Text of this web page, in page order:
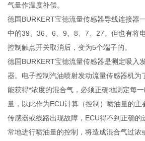
气量作温度补偿。
德国BURKERT宝德流量传感器导线连接器
中的39、36、6、9、8、7、27。但也有将
控制触点开关取消后，变为5个端子的。
德国BURKERT宝德流量传感器是测定吸入
器。电子控制汽油喷射发动流量传感器机为
能获得*浓度的混合气，必须正确地测定每
量，以此作为ECU计算（控制）喷油量的
传感器或线路出现故障，ECU得不到正确的
常地进行喷油量的控制，将造成混合气过浓